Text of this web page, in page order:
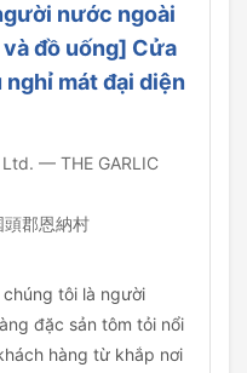
nước ngoài
đồ uống] Cửa
mát đại diện
— THE GARLIC
郡恩納村
tôi là người
đặc sản tôm tỏi nổi
hàng từ khắp nơi